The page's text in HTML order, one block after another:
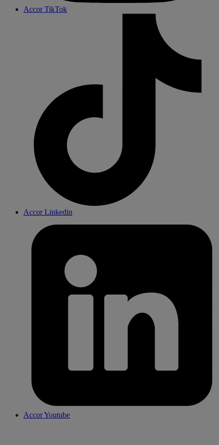
Accor TikTok
Accor Linkedin
Accor Youtube